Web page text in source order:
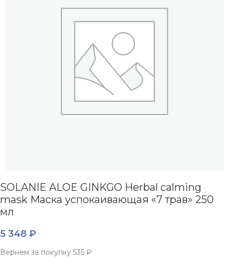
SOLANIE ALOE GINKGO Herbal calming
mask Маска успокаивающая «7 трав» 250
мл
5 348 ₽
Вернем за покупку 535 ₽